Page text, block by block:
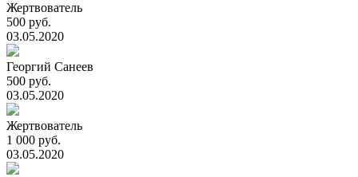
Жертвователь
500 руб.
03.05.2020
Георгий Санеев
500 руб.
03.05.2020
Жертвователь
1 000 руб.
03.05.2020